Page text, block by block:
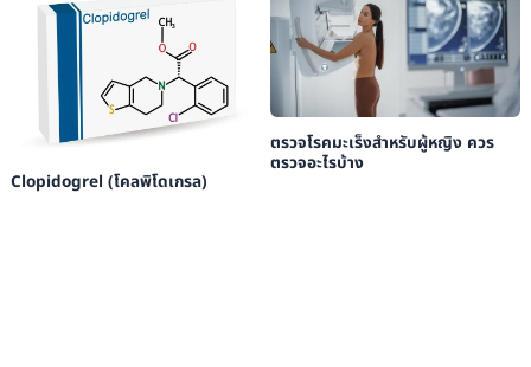
Clopidogrel (โคลพิโดเกรล)
ตรวจโรคมะเร็งสำหรับผู้หญิง ควร
ตรวจอะไรบ้าง